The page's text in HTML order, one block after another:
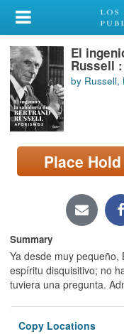
My Account
Library Card
Sign In
Search
Locations/Hours
page)
El
Russell
by Russell,
Place Hold
Summary
Ya desde muy pequeño,
espíritu disquisitivo; no
tuviera una pregunta.
Copy Locations